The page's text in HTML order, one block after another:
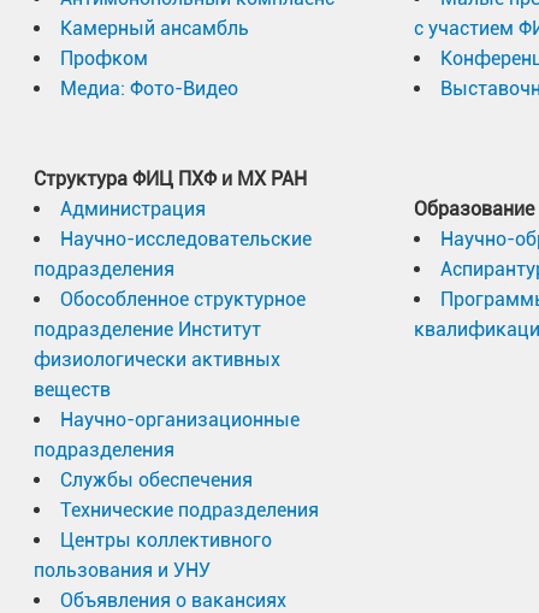
Камерный ансамбль
Профком
Медиа: Фото-Видео
Структура ФИЦ ПХФ и МХ РАН
Администрация
Научно-исследовательские
подразделения
Обособленное структурное
подразделение Институт
физиологически активных
веществ
Научно-организационные
подразделения
Службы обеспечения
Технические подразделения
Центры коллективного
пользования и УНУ
Объявления о вакансиях
с участием
Образование
Научно-